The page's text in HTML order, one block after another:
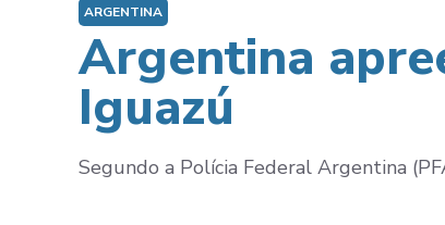
ARGENTINA
Argentina
Iguazú
Segundo a Polícia Federal Argentina